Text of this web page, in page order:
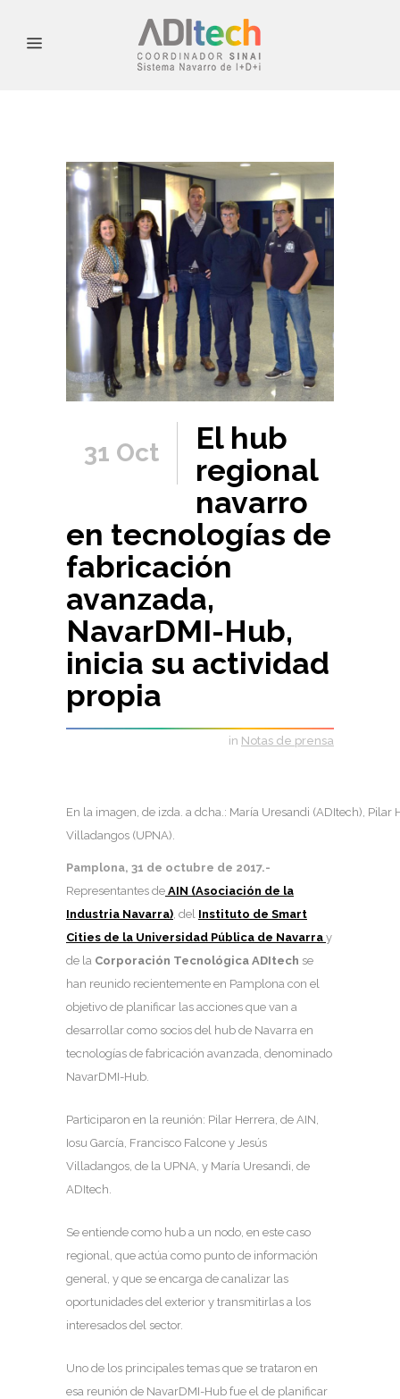
31 Oct
El hub
regional
navarro
en tecnologías de
fabricación
avanzada,
NavarDMI-Hub,
inicia su actividad
propia
in Notas de prensa
En la imagen, de izda. a dcha.: María Uresandi (ADItech), Pilar
Villadangos (UPNA).
Pamplona, 31 de octubre de 2017.-
Representantes de AIN (Asociación de la
Industria Navarra) , del Instituto de Smart
Cities de la Universidad Pública de Navarra y
de la Corporación Tecnológica ADItech se
han reunido recientemente en Pamplona con el
objetivo de planificar las acciones que van a
desarrollar como socios del hub de Navarra en
tecnologías de fabricación avanzada, denominado
NavarDMI-Hub.
Participaron en la reunión: Pilar Herrera, de AIN,
Iosu García, Francisco Falcone y Jesús
Villadangos, de la UPNA, y María Uresandi, de
ADItech.
Se entiende como hub a un nodo, en este caso
regional, que actúa como punto de información
general, y que se encarga de canalizar las
oportunidades del exterior y transmitirlas a los
interesados del sector.
Uno de los principales temas que se trataron en
esa reunión de NavarDMI-Hub fue el de planificar